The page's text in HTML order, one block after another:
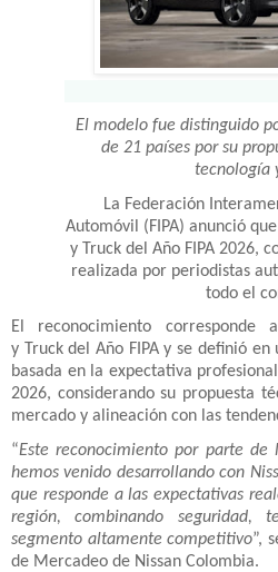
El modelo fue distinguido
de 21 países por su
tecnología
La Federación
Automóvil (FIPA) anunció
y Truck del Año FIPA 2026,
realizada por periodistas
todo el
El reconocimiento
y Truck del Año FIPA y se definió
basada en la expectativa
2026, considerando su propuesta
mercado y alineación con las
“Este reconocimiento por parte de
hemos venido desarrollando con
que responde a las expectativas
región, combinando seguridad,
segmento altamente competitivo”,
de Mercadeo de Nissan Colombia.